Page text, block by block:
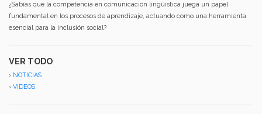
¿Sabías que la competencia en comunicación lingüística juega un papel
fundamental en los procesos de aprendizaje, actuando como una herramienta
esencial para la inclusión social?
VER TODO
› NOTICIAS
› VIDEOS